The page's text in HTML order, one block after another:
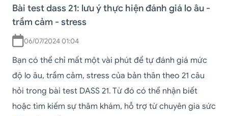
Bài test dass 21: lưu ý thực hiện đánh giá lo âu -
trầm cảm - stress
06/07/2024 01:04
Bạn có thể chỉ mất một vài phút để tự đánh giá mức
độ lo âu, trầm cảm, stress của bản thân theo 21 câu
hỏi trong bài test DASS 21. Từ đó có thể nhận biết
hoặc tìm kiếm sự thăm khám, hỗ trợ từ chuyên gia sức